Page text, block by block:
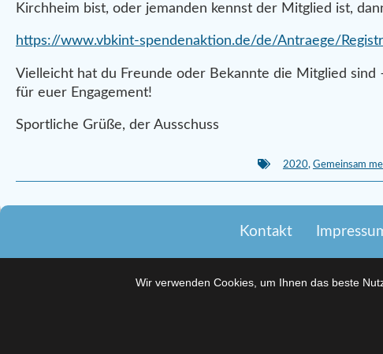
Kirchheim bist, oder jemanden kennst der Mitglied ist,
https://www.vbkint-spendenaktion.de/de/Antraege/
Vielleicht hat du Freunde oder Bekannte die Mitglied
für euer Engagement!
Sportliche Grüße, der Ausschuss
2020, Gemeinsam
Kontakt
Wir verwenden Cookies, um Ihnen das beste